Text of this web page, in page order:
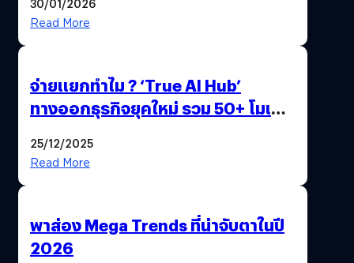
Read More
จ่ายแยกทำไม ? ‘True AI Hub’
ทางออกธุรกิจยุคใหม่ รวม 50+ โมเดล
25/12/2025
Read More
พาส่อง Mega Trends ที่น่าจับตาในปี
2026